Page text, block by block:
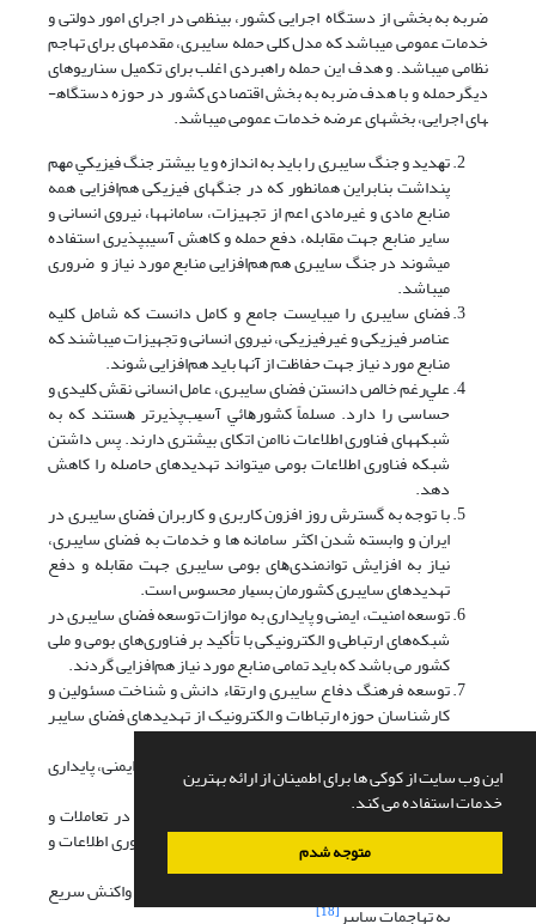
این وب سایت از کوکی ها برای اطمینان از ارائه بهترین
خدمات استفاده می کند.
متوجه شدم
ضربه به بخشی از دستگاه اجرایی کشور، بی­نظمی در اجرای امور دولتی و
خدمات عمومی می­باشد که مدل کلی حمله سایبری، مقدمه­ای برای تهاجم
نظامی می­باشد. و هدف این حمله راهبردی اغلب برای تکمیل سناریوهای
دیگرحمله و با هدف ضربه به بخش اقتصادی کشور در حوزه دستگاه­
های اجرایی، بخش­های عرضه خدمات عمومی می­باشد.
ﺗﻬﺪﻳﺪ و ﺟﻨﮓ ﺳﺎﻳﺒﺮی را ﺑﺎﻳﺪ ﺑﻪ اﻧﺪازه و یا بیشتر جنگ ﻓﻴﺰﻳﻜﻲ ﻣﻬﻢ
ﭘﻨﺪاﺷﺖ بنابراین همانطور که در جنگ­های فیزیکی هم‌افزایی همه
منابع مادی و غیرمادی اعم از تجهیزات، سامانه­ها، نیروی انسانی و
سایر منابع جهت مقابله، دفع حمله و کاهش آسیب­پذیری استفاده
می­شوند در جنگ سایبری هم هم‌افزایی منابع مورد نیاز و ضروری
می­باشد.
ﻓﻀﺎی ﺳﺎﻳﺒﺮی را می­بایست جامع و کامل دانست که شامل کلیه
عناصر فیزیکی و غیرفیزیکی، نیروی انسانی و تجهیزات می­باشند که
منابع مورد نیاز جهت حفاظت از آنها باید هم‌افزایی شوند.
ﻋﻠﻲرﻏﻢ ﺧﺎﻟﺺ داﻧﺴﺘﻦ ﻓﻀﺎی ﺳﺎﻳﺒﺮی، عامل اﻧﺴﺎنی نقش کلیدی و
حساسی را دارد. ﻣﺴﻠﻤﺎً ﻛﺸﻮرﻫﺎﺋﻲ آﺳﻴﺐﭘﺬﻳﺮﺗﺮ ﻫﺴﺘﻨﺪ ﻛﻪ به
شبکه­های فناوری اطلاعات ناامن اتکای بیشتری دارند. پس داشتن
شبکه فناوری اطلاعات بومی می­تواند تهدیدهای حاصله را کاهش
دهد.
با توجه به گسترش روز افزون کاربری و کاربران ﻓﻀﺎی ﺳﺎﻳﺒﺮی در
اﻳﺮان و وابسته شدن اکثر سامانه ها و خدمات به فضای سایبری،
نیاز به اﻓﺰاﻳﺶ ﺗﻮاﻧﻤﻨﺪیﻫﺎی بومی سایبری جهت مقابله و دفع
تهدیدهای سایبری ﻛﺸﻮرﻣﺎن ﺑﺴﻴﺎر ﻣﺤﺴﻮس اﺳﺖ.
توسعه امنیت، ایمنی و پایداری به موازات توسعه فضای سایبری در
شبکه‌های ارتباطی و الکترونیکی با تأکید بر فناوری‌های بومی و ملی
کشور می باشد که باید تمامی منابع مورد نیاز هم‌افزایی گردند.
توسعه فرهنگ دفاع سایبری و ارتقاء دانش و شناخت مسئولین و
کارشناسان حوزه ارتباطات و الکترونیک از تهدیدهای فضای سایبر
و اقدامات پدافند غیرعامل در برابر آنها.
ایجاد شبکه ملی اینترنت مبتنی برمولفه های امنیت، ایمنی، پایداری
و متکی بر فناوری های بومی.
نهادینه­کردن ملاحظات دفاع سایبری و امنیت ملی در تعاملات و
همکاری با کشورها و شرکت­های خارجی در حوزه فناوری اطلاعات و
ارتباط.
تشکیل مرکز پایش تهدیدهای سایبر و تشکیل مراکز واکنش سریع
به تهاجمات سایبر[18]